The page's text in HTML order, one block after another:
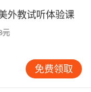
且因其国家教育
种教学能力，能
。他们在教学中
和语法规则的讲
的学生。此外，
细致著称，能够
馨的学习氛围。
外教试听体验课
元
免费领取